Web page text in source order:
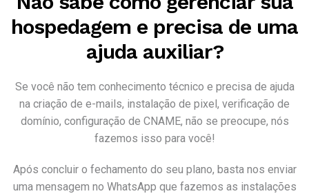
hospedagem e precisa de uma
ajuda auxiliar?
Se você não tem conhecimento técnico e precisa de ajuda
na criação de e-mails, instalação de pixel, verificação de
domínio, configuração de CNAME, não se preocupe, nós
fazemos isso para você!
Após concluir o fechamento do seu plano, basta nos enviar
uma mensagem no WhatsApp que fazemos as instalações